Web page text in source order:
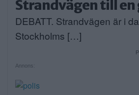
Strandvägen till en
DEBATT. Strandvägen är i
Stockholms […]
Annons: